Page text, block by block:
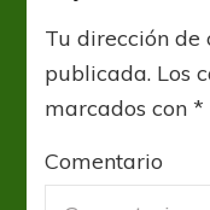
Tu dirección de
publicada. Los
marcados con*
Comentario